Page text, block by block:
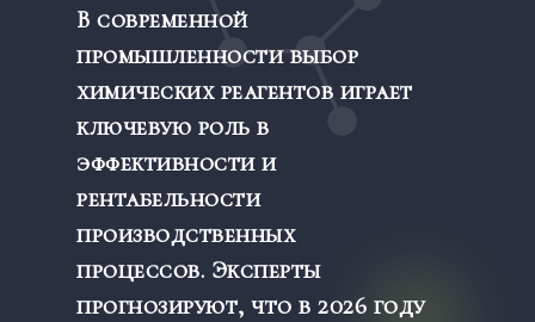
В современной
промышленности выбор
химических реагентов играет
ключевую роль в
эффективности и
рентабельности
производственных
процессов. Эксперты
прогнозируют, что в 2026 году